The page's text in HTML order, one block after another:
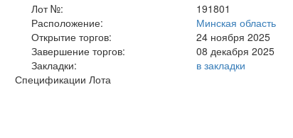
Лот №:
191801
Расположение:
Минская область
Открытие торгов:
24 ноября 2025
Завершение торгов:
08 декабря 2025
Закладки:
в закладки
Спецификации Лота